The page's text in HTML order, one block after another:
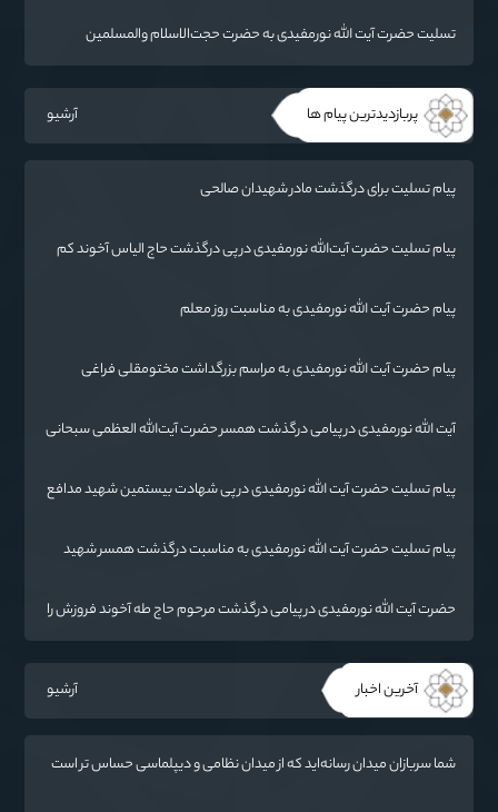
تسلیت حضرت آیت الله نورمفیدی به حضرت حجت‌الاسلام والمسلمین
پربازدیدترین پیام ها آرشیو
پیام تسلیت برای درگذشت مادر شهیدان صالحی
پیام تسلیت حضرت آیت‌الله نورمفیدی در پی درگذشت حاج الیاس آخوند کم
پیام حضرت آیت الله نورمفیدی به مناسبت روز معلم
پیام حضرت آیت الله نورمفیدی به مراسم بزرگداشت مختومقلی فراغی
آیت الله نورمفیدی در پیامی درگذشت همسر حضرت آیت‌الله العظمی سبحانی
پیام تسلیت حضرت آیت الله نورمفیدی در پی شهادت بیستمین شهید مدافع
پیام تسلیت حضرت آیت الله نورمفیدی به مناسبت درگذشت همسر شهید
حضرت آیت الله نورمفیدی در پیامی درگذشت مرحوم حاج طه آخوند فروزش را
آخرین اخبار آرشیو
شما سربازان میدان رسانه‌اید که از میدان نظامی و دیپلماسی حساس تر است